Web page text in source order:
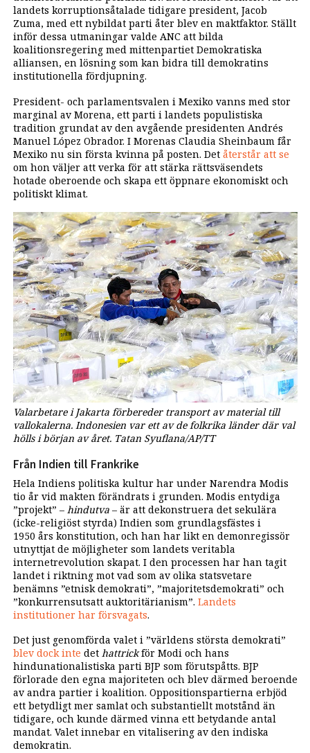
landets korruptionsåtalade tidigare president, Jacob
Zuma, med ett nybildat parti åter blev en maktfaktor. Ställt
inför dessa utmaningar valde ANC att bilda
koalitionsregering med mittenpartiet Demokratiska
alliansen, en lösning som kan bidra till demokratins
institutionella fördjupning.
President- och parlamentsvalen i Mexiko vanns med stor
marginal av Morena, ett parti i landets populistiska
tradition grundat av den avgående presidenten Andrés
Manuel López Obrador. I Morenas Claudia Sheinbaum får
Mexiko nu sin första kvinna på posten. Det återstår att se
om hon väljer att verka för att stärka rättsväsendets
hotade oberoende och skapa ett öppnare ekonomiskt och
politiskt klimat.
Valarbetare i Jakarta förbereder transport av material till
vallokalerna. Indonesien var ett av de folkrika länder där val
hölls i början av året. Tatan Syuflana/AP/TT
Från Indien till Frankrike
Hela Indiens politiska kultur har under Narendra Modis
tio år vid makten förändrats i grunden. Modis entydiga
”projekt” – hindutva– är att dekonstruera det sekulära
(icke-religiöst styrda) Indien som grundlagsfästes i
1950 års konstitution, och han har likt en demonregissör
utnyttjat de möjligheter som landets veritabla
internetrevolution skapat. I den processen har han tagit
landet i riktning mot vad som av olika statsvetare
benämns ”etnisk demokrati”, ”majoritetsdemokrati” och
”konkurrensutsatt auktoritärianism”. Landets
institutioner har försvagats.
Det just genomförda valet i ”världens största demokrati”
blev dock inte det hattrickför Modi och hans
hindunationalistiska parti BJP som förutspåtts. BJP
förlorade den egna majoriteten och blev därmed beroende
av andra partier i koalition. Oppositionspartierna erbjöd
ett betydligt mer samlat och substantiellt motstånd än
tidigare, och kunde därmed vinna ett betydande antal
mandat. Valet innebar en vitalisering av den indiska
demokratin.